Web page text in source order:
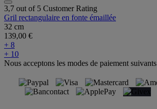
3,7 out of 5 Customer Rating
Gril rectangulaire en fonte émaillée
32 cm
139,00 €
+ 8
+ 10
Nous acceptons les modes de paiement suivants